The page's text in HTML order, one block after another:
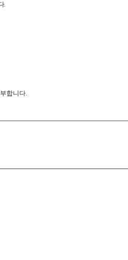
.
합니다.